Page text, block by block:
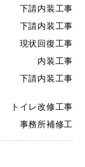
下請内装工事
下請内装工事
現状回復工事
内装工事
下請内装工事
トイレ改修工事
事務所補修工